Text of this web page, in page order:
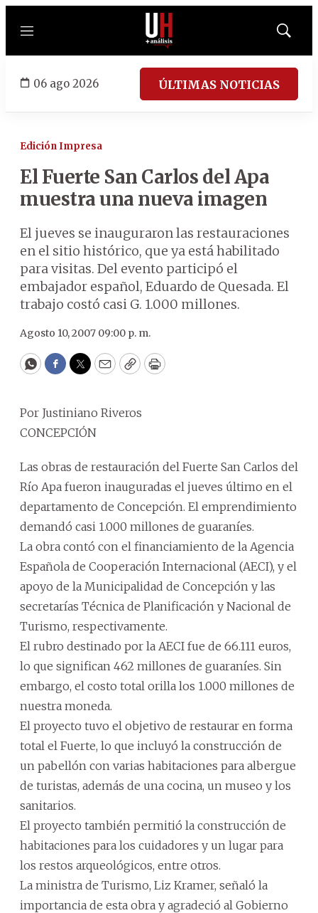
Menú
Mostrar
06 ago 2026 ÚLTIMAS NOTICIAS
Edición Impresa
El Fuerte San Carlos del Apa
muestra una nueva imagen
El jueves se inauguraron las restauraciones
en el sitio histórico, que ya está habilitado
para visitas. Del evento participó el
embajador español, Eduardo de Quesada. El
trabajo costó casi G. 1.000 millones.
Agosto 10, 2007 09:00 p. m.
WhatsApp
Facebook
Twitter
EmailCopyPrint
Por Justiniano Riveros
CONCEPCIÓN
Las obras de restauración del Fuerte San Carlos del
Río Apa fueron inauguradas el jueves último en el
departamento de Concepción. El emprendimiento
demandó casi 1.000 millones de guaraníes.
La obra contó con el financiamiento de la Agencia
Española de Cooperación Internacional (AECI), y el
apoyo de la Municipalidad de Concepción y las
secretarías Técnica de Planificación y Nacional de
Turismo, respectivamente.
El rubro destinado por la AECI fue de 66.111 euros,
lo que significan 462 millones de guaraníes. Sin
embargo, el costo total orilla los 1.000 millones de
nuestra moneda.
El proyecto tuvo el objetivo de restaurar en forma
total el Fuerte, lo que incluyó la construcción de
un pabellón con varias habitaciones para albergue
de turistas, además de una cocina, un museo y los
sanitarios.
El proyecto también permitió la construcción de
habitaciones para los cuidadores y un lugar para
los restos arqueológicos, entre otros.
La ministra de Turismo, Liz Kramer, señaló la
importancia de esta obra y agradeció al Gobierno